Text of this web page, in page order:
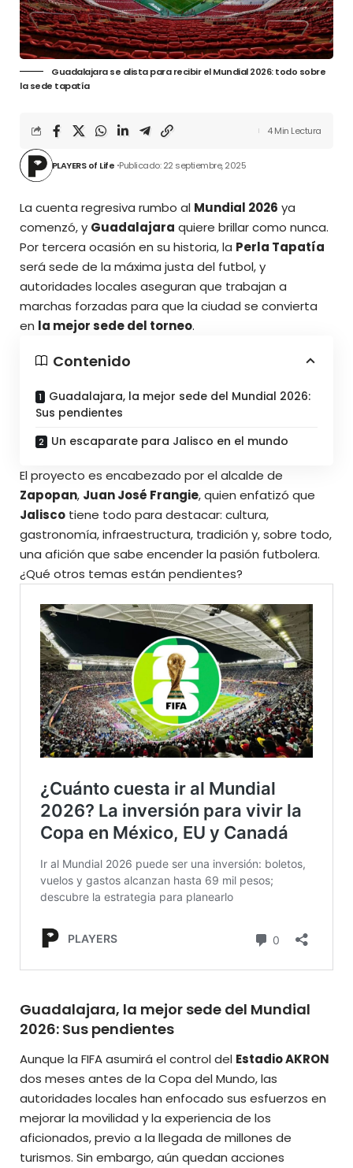
Guadalajara se alista para recibir el Mundial 2026: todo sobre
la sede tapatía
PLAYERS of Life Publicado: 22 septiembre, 2025
4 Min Lectura
La cuenta regresiva rumbo al Mundial 2026 ya
comenzó, y Guadalajara quiere brillar como nunca.
Por tercera ocasión en su historia, la Perla Tapatía
será sede de la máxima justa del futbol, y
autoridades locales aseguran que trabajan a
marchas forzadas para que la ciudad se convierta
en la mejor sede del torneo.
Contenido
Guadalajara, la mejor sede del Mundial 2026:
Sus pendientes
Un escaparate para Jalisco en el mundo
El proyecto es encabezado por el alcalde de
Zapopan, Juan José Frangie, quien enfatizó que
Jalisco tiene todo para destacar: cultura,
gastronomía, infraestructura, tradición y, sobre todo,
una afición que sabe encender la pasión futbolera.
¿Qué otros temas están pendientes?
Guadalajara, la mejor sede del Mundial
2026: Sus pendientes
Aunque la FIFA asumirá el control del Estadio AKRON
dos meses antes de la Copa del Mundo, las
autoridades locales han enfocado sus esfuerzos en
mejorar la movilidad y la experiencia de los
aficionados, previo a la llegada de millones de
turismos. Sin embargo, aún quedan acciones